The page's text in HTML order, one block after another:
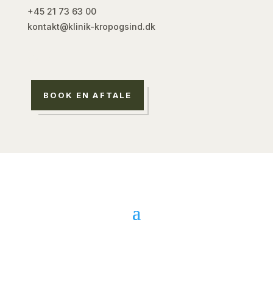
+45 21 73 63 00
kontakt@klinik-kropogsind.dk
BOOK EN AFTALE